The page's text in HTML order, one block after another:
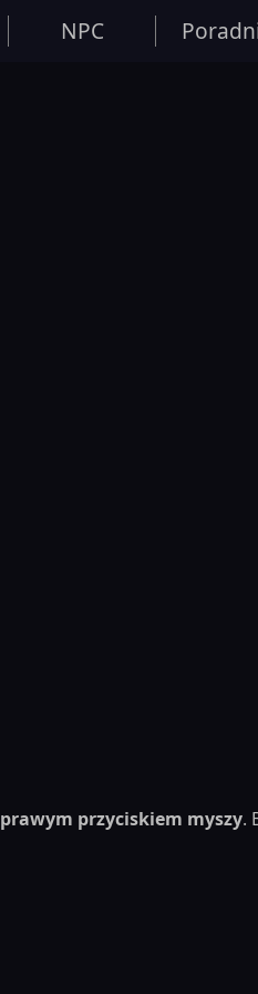
NPC
prawym przyciskiem myszy.